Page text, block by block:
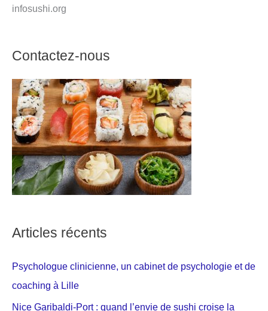
infosushi.org
Contactez-nous
Articles récents
Psychologue clinicienne, un cabinet de psychologie et de
coaching à Lille
Nice Garibaldi-Port : quand l’envie de sushi croise la